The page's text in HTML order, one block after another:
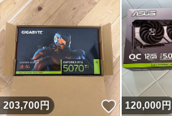
203,700円 いいね！
120,000円